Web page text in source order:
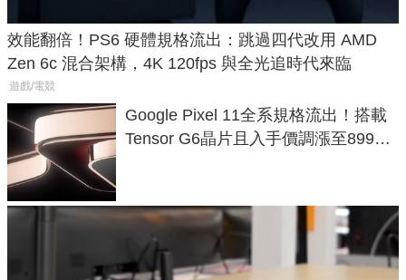
效能翻倍！PS6 硬體規格流出：跳過四代改用 AMD
Zen 6c 混合架構，4K 120fps 與全光追時代來臨
遊戲/電競
Google Pixel 11全系規格流出！搭載
Tensor G6晶片且入手價調漲至899美